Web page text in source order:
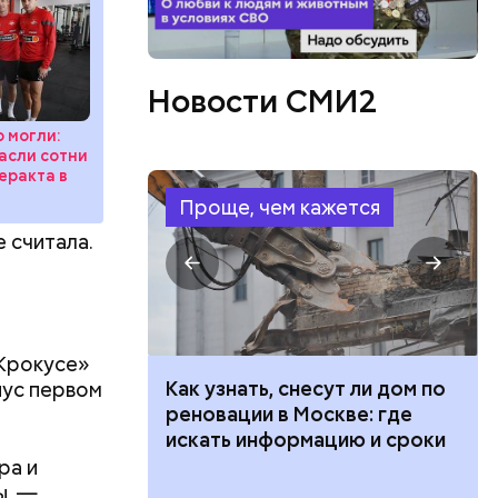
могли:
сотни
в
считала.
первом
и
Новости СМИ2
Проще, чем кажется
тысяч
нужны
Как узнать, снесут ли дом по
реновации в Москве: где
искать информацию и сроки